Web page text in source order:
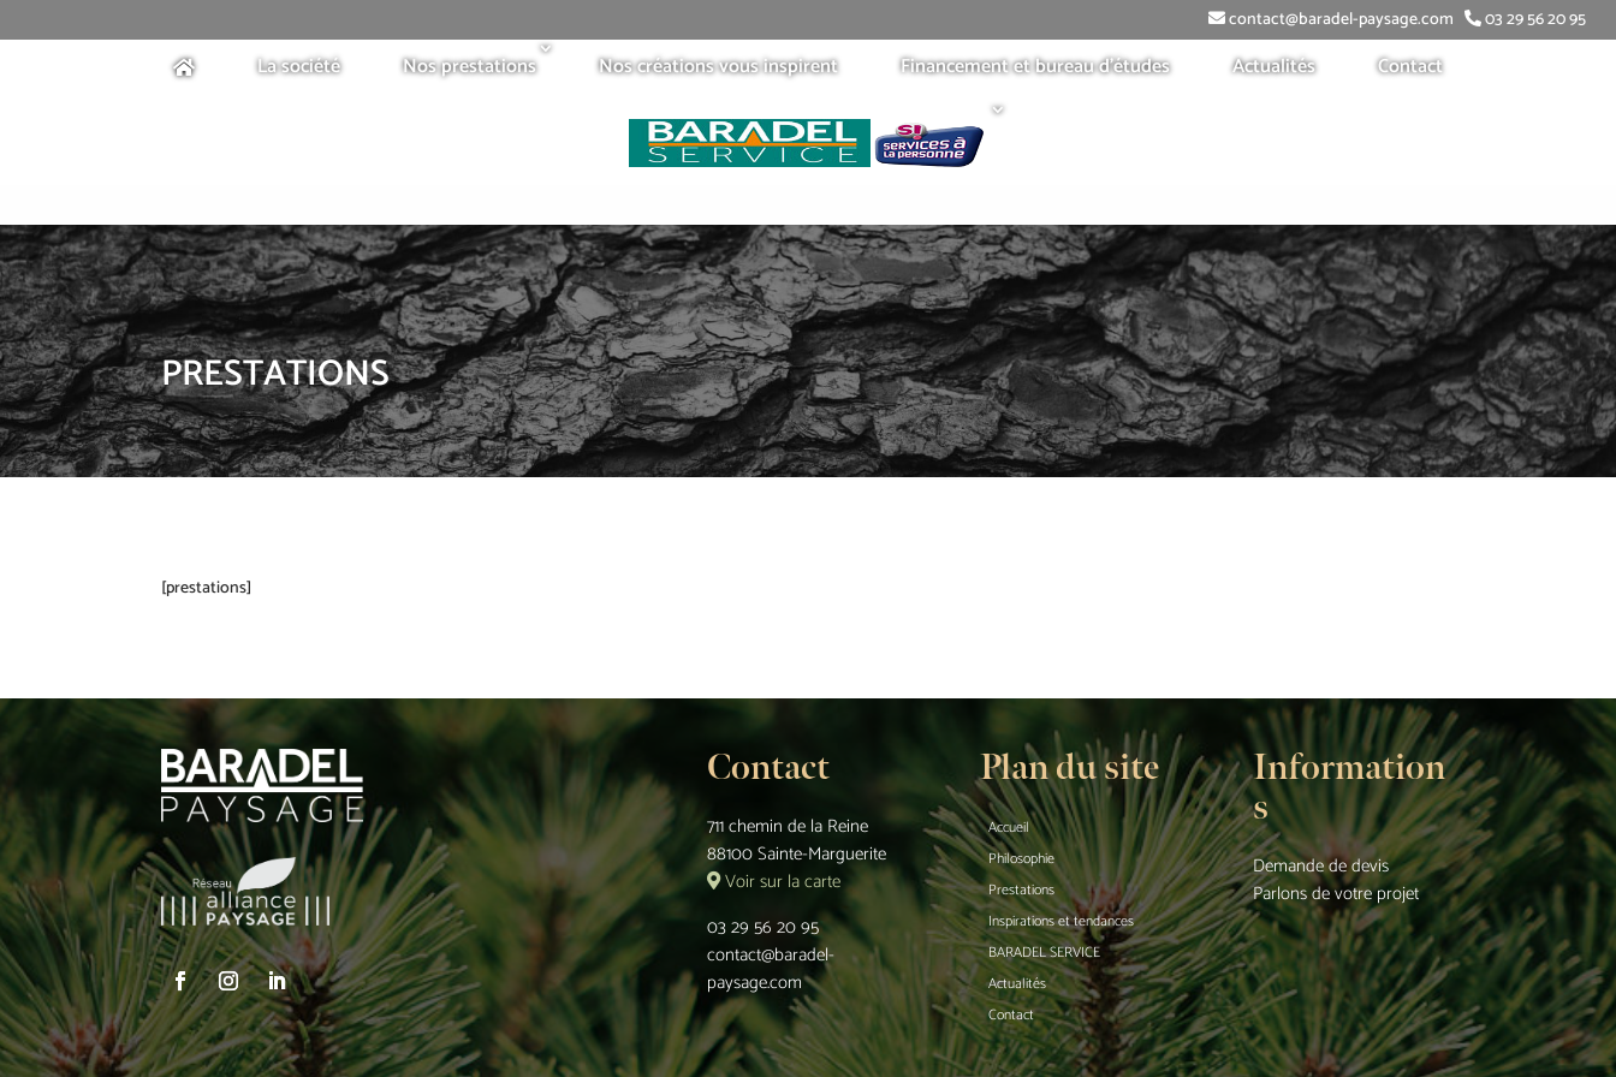
contact@baradel-paysage.com 03 29 56 20 95
La société Nos prestations Nos créations vous inspirent Financement et bureau d’études Actualités Contact
PRESTATIONS
[prestations]
Contact
711 chemin de la Reine
88100 Sainte-Marguerite
Voir sur la carte
03 29 56 20 95
contact@baradel-
paysage.com
Plan du site
Accueil
Philosophie
Prestations
Inspirations et tendances
BARADEL SERVICE
Actualités
Contact
Information
s
Demande de devis
Parlons de votre projet